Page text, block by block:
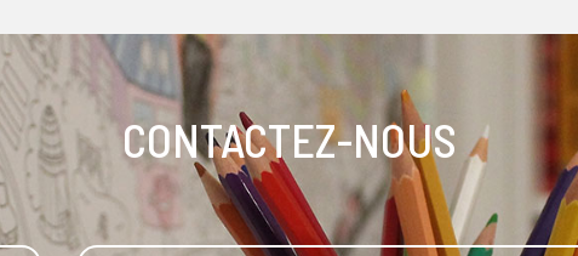
CONTACTEZ-NOUS